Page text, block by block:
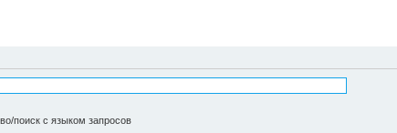
поиск с языком запросов